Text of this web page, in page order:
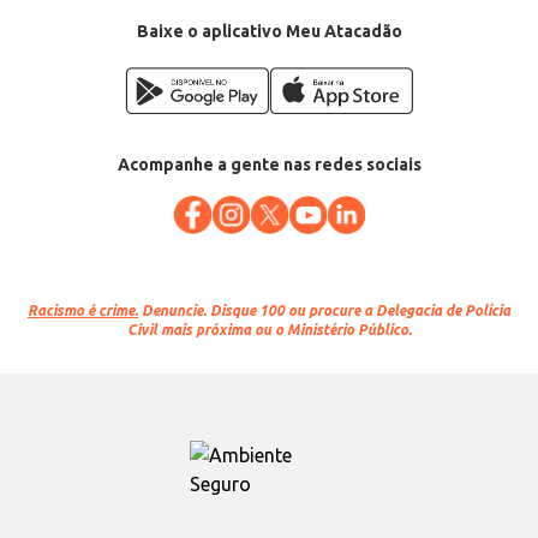
Baixe o aplicativo Meu Atacadão
Acompanhe a gente nas redes sociais
Racismo é crime. Denuncie. Disque 100 ou procure a Delegacia de Polícia
Civil mais próxima ou o Ministério Público.